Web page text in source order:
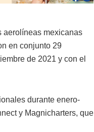
aerolíneas mexicanas
en conjunto 29
de 2021 y con el
durante enero-
y Magnicharters, que